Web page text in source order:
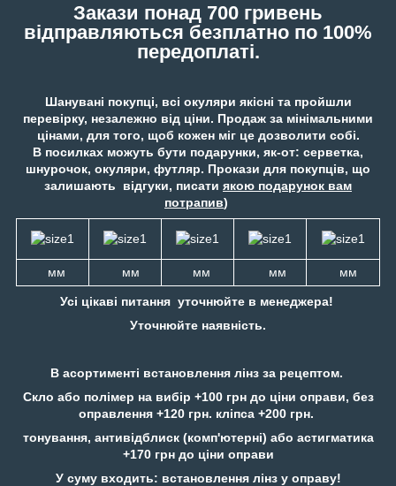
Закази понад 700 гривень
відправляються безплатно по 100%
передоплаті.
Шанувані покупці, всі окуляри якісні та пройшли
перевірку, незалежно від ціни. Продаж за мінімальними
цінами, для того, щоб кожен міг це дозволити собі.
В посилках можуть бути подарунки, як-от: серветка,
шнурочок, окуляри, футляр. Прокази для покупців, що
залишають відгуки, писати якою подарунок вам
потрапив)
мм мм мм мм мм
Усі цікаві питання уточнюйте в менеджера!
Уточнюйте наявність.
В асортименті встановлення лінз за рецептом.
Скло або полімер на вибір +100 грн до ціни оправи, без
оправлення +120 грн. кліпса +200 грн.
тонування, антивідблиск (комп'ютерні) або астигматика
+170 грн до ціни оправи
У суму входить: встановлення лінз у оправу!